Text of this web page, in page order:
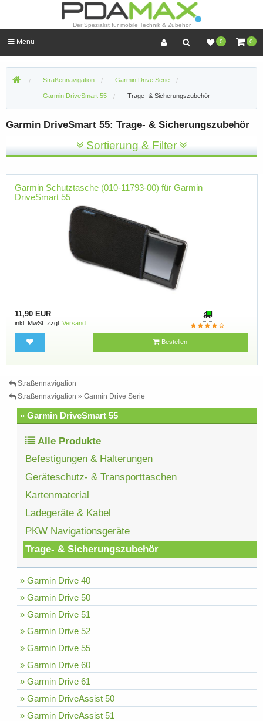
Der Spezialist für mobile Technik & Zubehör
0 0
Menü
Straßennavigation Garmin Drive Serie
Garmin DriveSmart 55 Trage- & Sicherungszubehör
Garmin DriveSmart 55: Trage- & Sicherungszubehör
Sortierung & Filter
Garmin Schutztasche (010-11793-00) für Garmin
DriveSmart 55
11,90 EUR
inkl. MwSt. zzgl. Versand
Bestellen
Straßennavigation
Straßennavigation » Garmin Drive Serie
» Garmin DriveSmart 55
Alle Produkte
Befestigungen & Halterungen
Geräteschutz- & Transporttaschen
Kartenmaterial
Ladegeräte & Kabel
PKW Navigationsgeräte
Trage- & Sicherungszubehör
» Garmin Drive 40
» Garmin Drive 50
» Garmin Drive 51
» Garmin Drive 52
» Garmin Drive 55
» Garmin Drive 60
» Garmin Drive 61
» Garmin DriveAssist 50
» Garmin DriveAssist 51